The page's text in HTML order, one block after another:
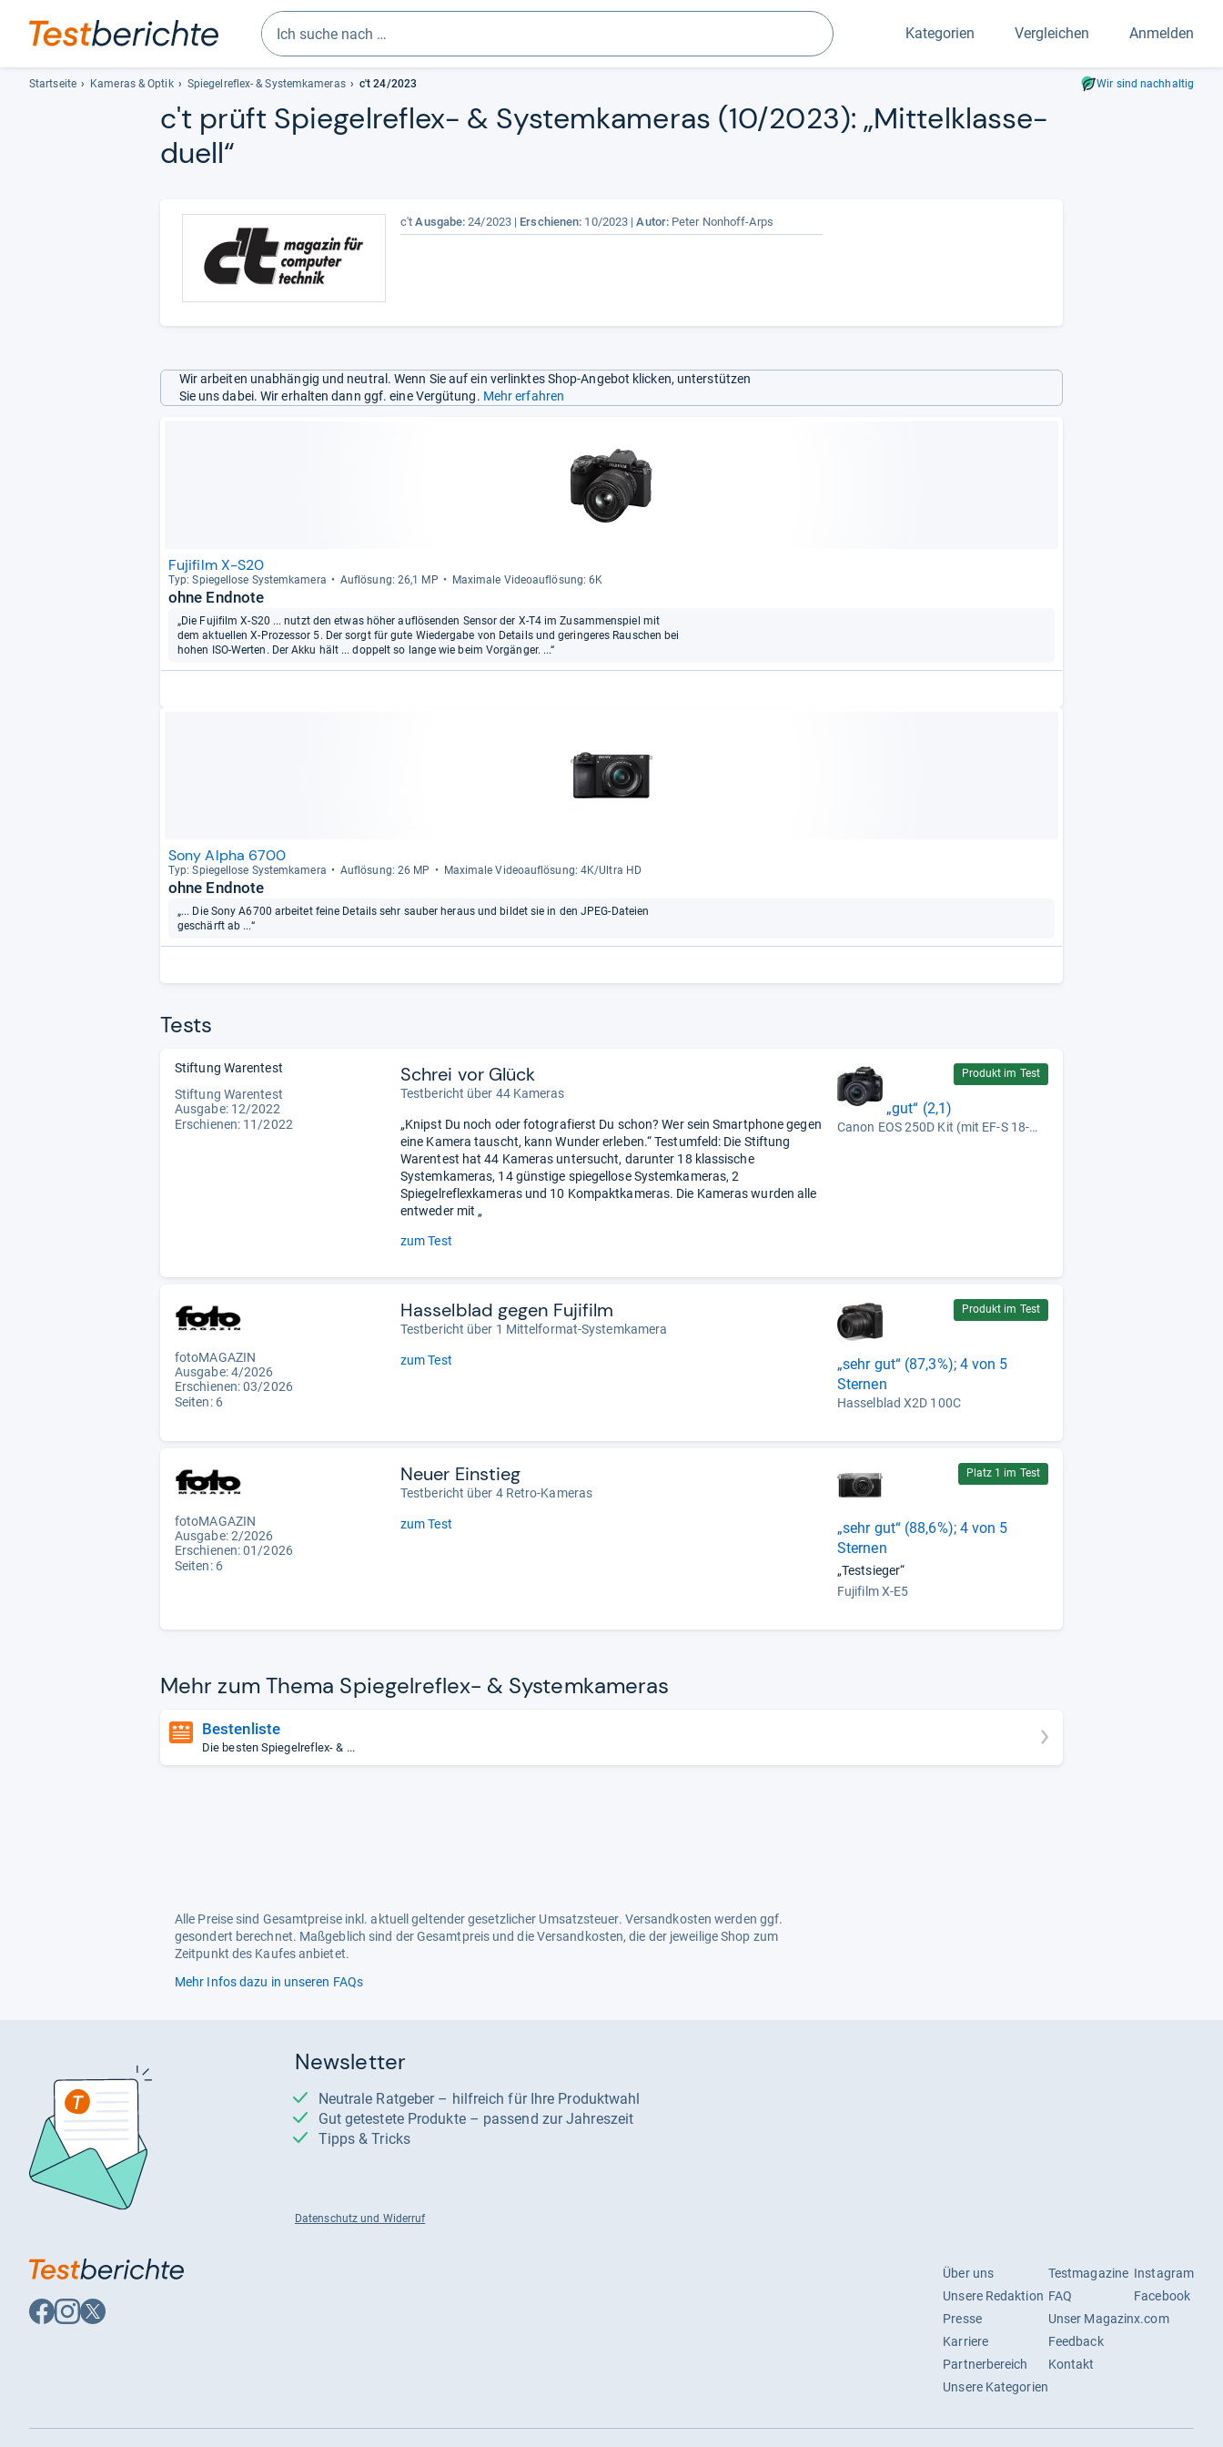
Suchen
Geben
Sie
mindestens
drei
automatisch
und
lassen
sich
mit
den
auswählen.
Kategorien Vergleichen Anmelden
Startseite Kameras & Optik Spiegelreflex- & Systemkameras c't 24/2023 Wir sind nachhaltig
c't prüft Spie­gel­re­flex-​ & Sys­tem­ka­me­ras (10/2023): „Mit­tel­klas­se­
du­ell“
c't Ausgabe:24/2023 Erschienen: 10/2023 Autor: Peter Nonhoff-Arps
Wir arbeiten unabhängig und neutral. Wenn Sie auf ein verlinktes Shop-Angebot klicken, unterstützen
Sie uns dabei. Wir erhalten dann ggf. eine Vergütung. Mehr erfahren
Fujifilm X-S20
Typ: Spie­gel­lose Sys­tem­ka­mera Auf­lö­sung: 26,1 MP Maxi­male Videoauf­lö­sung: 6K
ohne Endnote
„Die Fujifilm X-S20 ... nutzt den etwas höher auflösenden Sensor der X-T4 im Zusammenspiel mit
dem aktuellen X-Prozessor 5. Der sorgt für gute Wiedergabe von Details und geringeres Rauschen bei
hohen ISO-Werten. Der Akku hält ... doppelt so lange wie beim Vorgänger. ...“
Sony Alpha 6700
Typ: Spie­gel­lose Sys­tem­ka­mera Auf­lö­sung: 26 MP Maxi­male Videoauf­lö­sung: 4K/Ultra HD
ohne Endnote
„... Die Sony A6700 arbeitet feine Details sehr sauber heraus und bildet sie in den JPEG-Dateien
geschärft ab ...“
Tests
Stiftung Warentest
Stiftung Warentest
Ausgabe: 12/2022
Erschienen: 11/2022
Schrei vor Glück
Testbericht über 44 Kameras
„Knipst Du noch oder fotografierst Du schon? Wer sein Smartphone gegen
eine Kamera tauscht, kann Wunder erleben.“ Testumfeld: Die Stiftung
Warentest hat 44 Kameras untersucht, darunter 18 klassische
Systemkameras, 14 günstige spiegellose Systemkameras, 2
Spiegelreflexkameras und 10 Kompaktkameras. Die Kameras wurden alle
entweder mit „
zum Test
Produkt im Test
„gut“ (2,1)
Canon EOS 250D Kit (mit EF-S 18-55mm F4-5,6 IS STM)
fotoMAGAZIN
Ausgabe: 4/2026
Erschienen:03/2026
Seiten: 6
Hasselblad gegen Fujifilm
Testbericht über 1 Mittelformat-Systemkamera
zum Test
Produkt im Test
„sehr gut“ (87,3%); 4 von 5
Sternen
Hasselblad X2D 100C
fotoMAGAZIN
Ausgabe: 2/2026
Erschienen: 01/2026
Seiten: 6
Neuer Einstieg
Testbericht über 4 Retro-Kameras
zum Test
Platz 1 im Test
„sehr gut“ (88,6%); 4 von 5
Sternen
„Testsieger“
Fujifilm X-E5
Mehr zum Thema Spie­gel­re­flex-​ & Sys­tem­ka­me­ras
Bestenliste
Die besten Spiegelreflex- & ...
Alle Preise sind Gesamtpreise inkl. aktuell geltender gesetzlicher Umsatzsteuer. Versandkosten werden ggf.
gesondert berechnet. Maßgeblich sind der Gesamtpreis und die Versandkosten, die der jeweilige Shop zum
Zeitpunkt des Kaufes anbietet.
Mehr Infos dazu in unseren FAQs
Newsletter
Neutrale Ratgeber – hilfreich für Ihre Produktwahl
Gut getestete Produkte – passend zur Jahreszeit
Tipps & Tricks
Datenschutz und Widerruf
Auf
Facebook
Auf
Instagram
Auf
X
Über uns
Unsere Redaktion
Presse
Karriere
Partnerbereich
Unsere Kategorien
Testmagazine
FAQ
Unser Magazin
Feedback
Kontakt
Instagram
Facebook
x.com